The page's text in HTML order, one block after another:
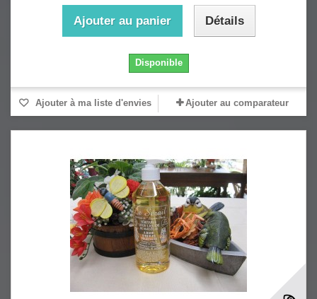
Ajouter au panier Détails
Disponible
Ajouter à ma liste d'envies Ajouter au comparateur